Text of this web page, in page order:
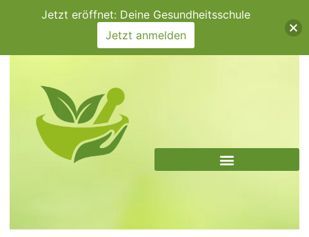
Jetzt eröffnet: Deine Gesundheitsschule
Jetzt anmelden